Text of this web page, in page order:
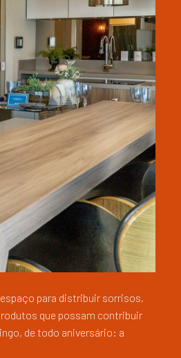
para distribuir sorrisos,
que possam contribuir
de todo aniversário: a